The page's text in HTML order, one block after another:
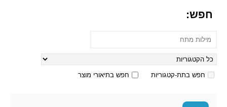
חפש:
חפש בתת-קטגוריות חפש בתיאורי מוצר